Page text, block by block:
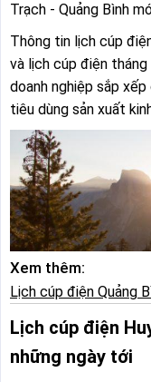
Trạch - Quảng Bình
Thông tin lịch cúp
và lịch cúp điện
doanh nghiệp sắp
tiêu dùng sản xuất
Xem thêm:
Lịch cúp điện Quảng
Lịch cúp điện
những ngày tới